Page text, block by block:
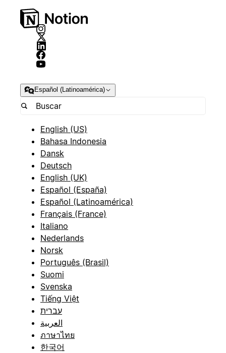
Español (Latinoamérica)
English (US)
Bahasa Indonesia
Dansk
Deutsch
English (UK)
Español (España)
Español (Latinoamérica)
Français (France)
Italiano
Nederlands
Norsk
Português (Brasil)
Suomi
Svenska
Tiếng Việt
עברית
العربية
ภาษาไทย
한국어